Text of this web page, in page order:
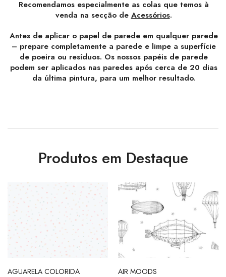
Recomendamos especialmente as colas que temos à
venda na secção de Acessórios.
Antes de aplicar o papel de parede em qualquer parede
– prepare completamente a parede e limpe a superfície
de poeira ou resíduos. Os nossos papéis de parede
podem ser aplicados nas paredes após cerca de 20 dias
da última pintura, para um melhor resultado.
Produtos em Destaque
AGUARELA COLORIDA AIR MOODS